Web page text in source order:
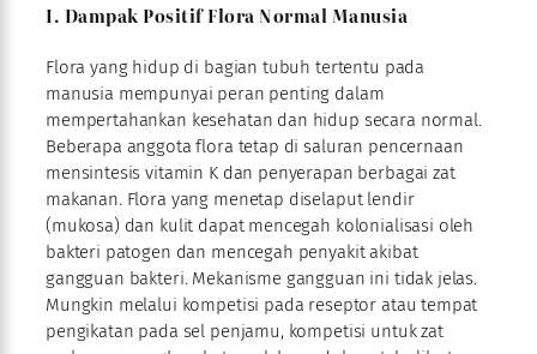
I. Dampak Positif Flora Normal Manusia
Flora yang hidup di bagian tubuh tertentu pada
manusia mempunyai peran penting dalam
mempertahankan kesehatan dan hidup secara normal.
Beberapa anggota flora tetap di saluran pencernaan
mensintesis vitamin K dan penyerapan berbagai zat
makanan. Flora yang menetap diselaput lendir
(mukosa) dan kulit dapat mencegah kolonialisasi oleh
bakteri patogen dan mencegah penyakit akibat
gangguan bakteri. Mekanisme gangguan ini tidak jelas.
Mungkin melalui kompetisi pada reseptor atau tempat
pengikatan pada sel penjamu, kompetisi untuk zat